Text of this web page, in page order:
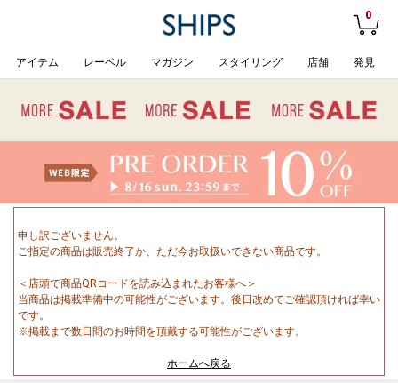
0
アイテム レーベル マガジン スタイリング 店舗 発見
申し訳ございません。
ご指定の商品は販売終了か、ただ今お取扱いできない商品です。
＜店頭で商品QRコードを読み込まれたお客様へ＞
当商品は掲載準備中の可能性がございます。後日改めてご確認頂ければ幸い
です。
※掲載まで数日間のお時間を頂戴する可能性がございます。
ホームへ戻る